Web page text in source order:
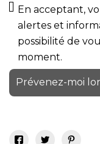
En acceptant,
alertes et
possibilité de
moment.
Prévenez-moi